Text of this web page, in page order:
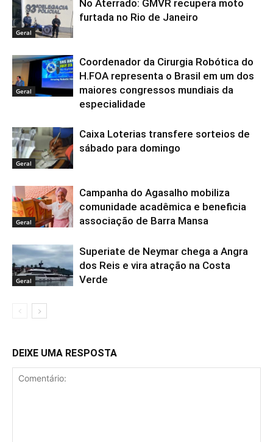
Geral
No Aterrado: GMVR recupera moto
furtada no Rio de Janeiro
Geral
Coordenador da Cirurgia Robótica do
H.FOA representa o Brasil em um dos
maiores congressos mundiais da
especialidade
Geral
Caixa Loterias transfere sorteios de
sábado para domingo
Geral
Campanha do Agasalho mobiliza
comunidade acadêmica e beneficia
associação de Barra Mansa
Geral
Superiate de Neymar chega a Angra
dos Reis e vira atração na Costa
Verde
DEIXE UMA RESPOSTA